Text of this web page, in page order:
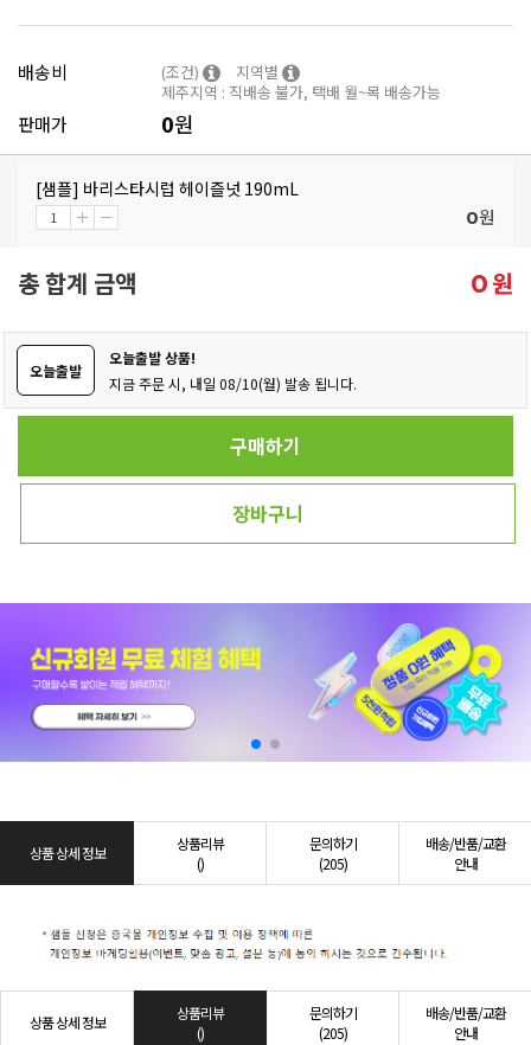
배송비 (조건)
지역별
제주지역 : 직배송 불가, 택배 월~목 배송가능
판매가 0원
[샘플] 바리스타시럽 헤이즐넛 190mL
0원
총 합계 금액 0원
오늘출발
오늘출발 상품!
지금 주문 시, 내일 08/10(월) 발송 됩니다.
구매하기
장바구니
상품 상세 정보
상품리뷰
()
문의하기
(205)
배송/반품/교환
안내
상품 상세 정보
상품리뷰
()
문의하기
(205)
배송/반품/교환
안내